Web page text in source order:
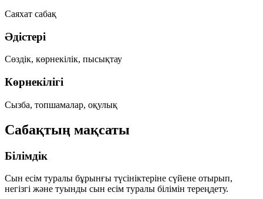
Саяхат сабақ
Әдістері
Сөздік, көрнекілік, пысықтау
Көрнекілігі
Сызба, топшамалар, оқулық
Сабақтың мақсаты
Білімдік
Сын есім туралы бұрынғы түсініктеріне сүйене отырып,
негізгі және туынды сын есім туралы білімін тереңдету.